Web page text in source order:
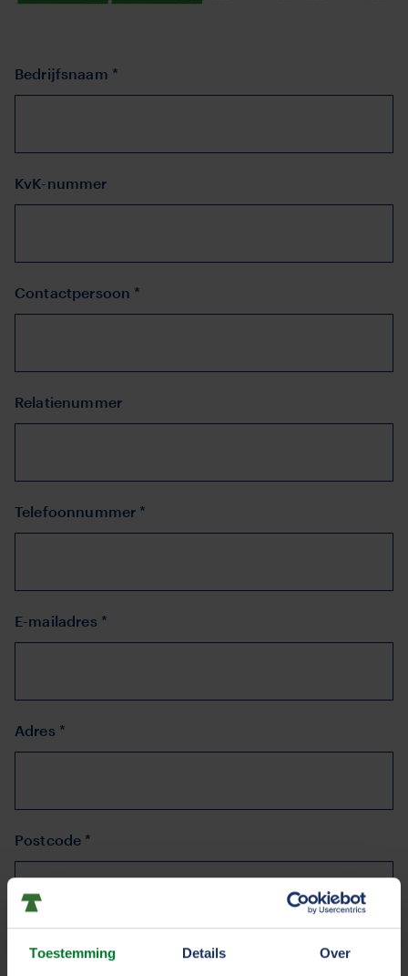
Toestemming Details Over
Bedrijfsnaam *
KvK-nummer
Contactpersoon *
Relatienummer
Telefoonnummer *
E-mailadres *
Adres *
Postcode *